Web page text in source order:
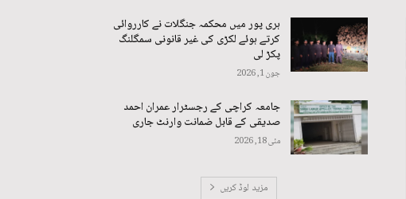
ہری پور میں محکمہ جنگلات نے کارروائی
کرتے ہوئے لکڑی کی غیر قانونی سمگلنگ
پکڑ لی
جون 1, 2026
جامعہ کراچی کے رجسٹرار عمران احمد
صدیقی کے قابل ضمانت وارنٹ جاری
مئی 18, 2026
مزید لوڈ کریں